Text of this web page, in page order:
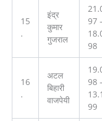
15
.
इंद्र
कुमार
गुजराल
97
98
16
.
अटल
बिहारी
वाजपेयी
98
99